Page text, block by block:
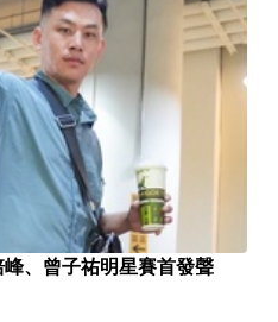
、曾子祐明星賽首發聲